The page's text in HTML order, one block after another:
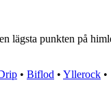
lägsta punkten på
• Biflod • Yllerock •